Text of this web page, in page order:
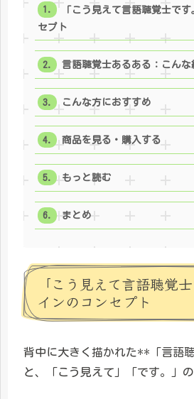
「こう見えて言語聴覚士で
セプト
言語聴覚士あるある：こんな
こんな方におすすめ
商品を見る・購入する
もっと読む
まとめ
「こう見えて言語聴覚
インのコンセプト
背中に大きく描かれた**「言語
と、「こう見えて」「です。」の